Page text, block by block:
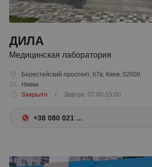
ДИЛА
Медицинская лаборатория
Берестейский проспект, 67в, Киев, 02000
Нивки
Закрыто
/ Завтра: 07:00-15:00
+38 080 021 ...